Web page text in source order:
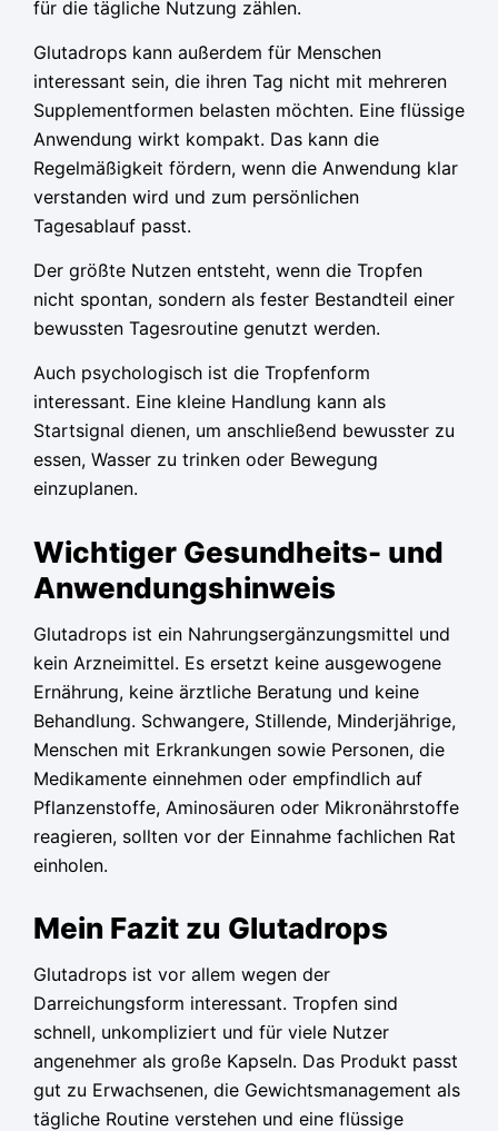
für die tägliche Nutzung zählen.
Glutadrops kann außerdem für Menschen
interessant sein, die ihren Tag nicht mit mehreren
Supplementformen belasten möchten. Eine flüssige
Anwendung wirkt kompakt. Das kann die
Regelmäßigkeit fördern, wenn die Anwendung klar
verstanden wird und zum persönlichen
Tagesablauf passt.
Der größte Nutzen entsteht, wenn die Tropfen
nicht spontan, sondern als fester Bestandteil einer
bewussten Tagesroutine genutzt werden.
Auch psychologisch ist die Tropfenform
interessant. Eine kleine Handlung kann als
Startsignal dienen, um anschließend bewusster zu
essen, Wasser zu trinken oder Bewegung
einzuplanen.
Wichtiger Gesundheits- und
Anwendungshinweis
Glutadrops ist ein Nahrungsergänzungsmittel und
kein Arzneimittel. Es ersetzt keine ausgewogene
Ernährung, keine ärztliche Beratung und keine
Behandlung. Schwangere, Stillende, Minderjährige,
Menschen mit Erkrankungen sowie Personen, die
Medikamente einnehmen oder empfindlich auf
Pflanzenstoffe, Aminosäuren oder Mikronährstoffe
reagieren, sollten vor der Einnahme fachlichen Rat
einholen.
Mein Fazit zu Glutadrops
Glutadrops ist vor allem wegen der
Darreichungsform interessant. Tropfen sind
schnell, unkompliziert und für viele Nutzer
angenehmer als große Kapseln. Das Produkt passt
gut zu Erwachsenen, die Gewichtsmanagement als
tägliche Routine verstehen und eine flüssige